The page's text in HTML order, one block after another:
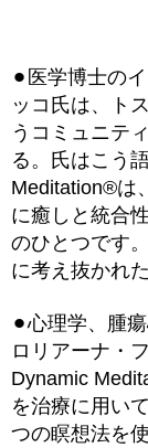
⚫︎医学博士の
ッコ氏は、ト
うコミュニテ
る。氏はこう
Meditation®は
に癒しと統合
のひとつです
に考え抜かれ
⚫︎心理学、腫
ロリアーナ・
Dynamic
を治療に用い
つの瞑想法を